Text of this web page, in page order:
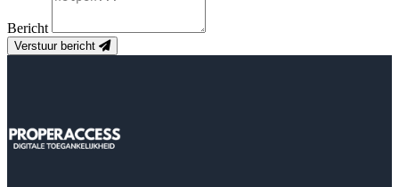
Bericht
Verstuur bericht